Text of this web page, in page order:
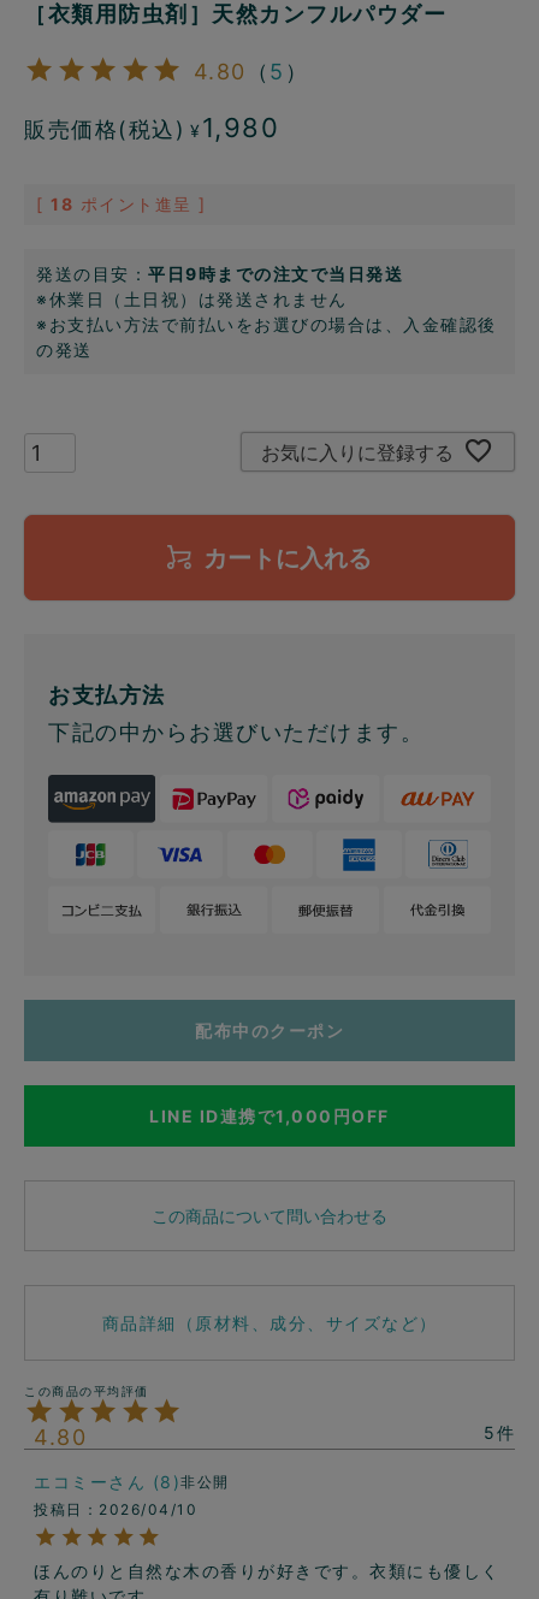
［衣類用防虫剤］天然カンフルパウダー
4.80 （ 5 ）
販売価格(税込) ¥ 1,980
[ 18 ポイント進呈 ]
発送の目安： 平日9時までの注文で当日発送
※休業日（土日祝）は発送されません
※お支払い方法で前払いをお選びの場合は、入金確認後
の発送
お気に入りに登録する
カートに入れる
お支払方法
下記の中からお選びいただけます。
配布中のクーポン
LINE ID連携で1,000円OFF
この商品について問い合わせる
商品詳細（原材料、成分、サイズなど）
4.80 5
エコミー 8 非公開
投稿日
2026/04/10
ほんのりと自然な木の香りが好きです。衣類にも優しく